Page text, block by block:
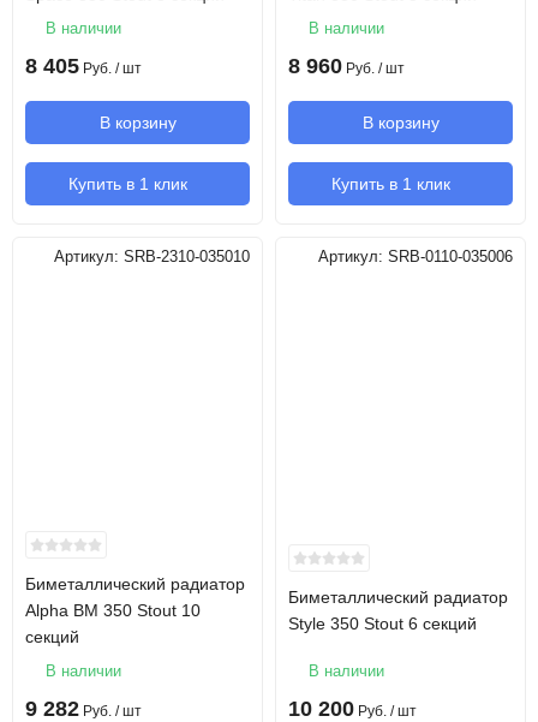
В наличии
8 405 Руб. / шт
В корзину
Купить в 1 клик
В наличии
8 960 Руб. / шт
В корзину
Купить в 1 клик
Артикул: SRB-2310-035010
Биметаллический радиатор
Alpha BM 350 Stout 10
секций
В наличии
9 282 Руб. / шт
Артикул: SRB-0110-035006
Биметаллический радиатор
Style 350 Stout 6 секций
В наличии
10 200 Руб. / шт